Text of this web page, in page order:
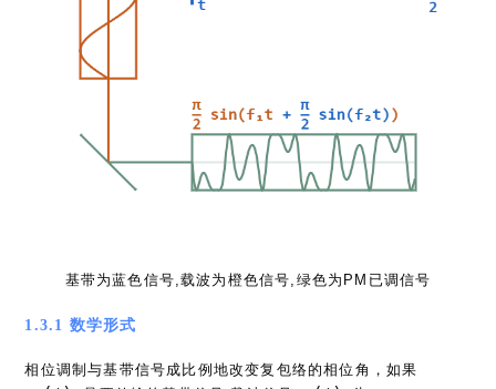
基带为蓝色信号,载波为橙色信号,绿色为PM已调信号
1.3.1 数学形式
相位调制与基带信号成比例地改变复包络的相位角，如果